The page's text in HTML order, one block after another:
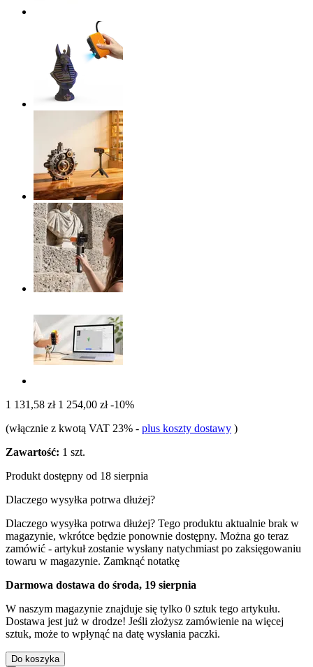
1 131,58 zł 1 254,00 zł -10%
(włącznie z kwotą VAT 23% - plus koszty dostawy )
Zawartość: 1 szt.
Produkt dostępny od 18 sierpnia
Dlaczego wysyłka potrwa dłużej?
Dlaczego wysyłka potrwa dłużej? Tego produktu aktualnie brak w
magazynie, wkrótce będzie ponownie dostępny. Można go teraz
zamówić - artykuł zostanie wysłany natychmiast po zaksięgowaniu
towaru w magazynie. Zamknąć notatkę
Darmowa dostawa do środa, 19 sierpnia
W naszym magazynie znajduje się tylko 0 sztuk tego artykułu.
Dostawa jest już w drodze! Jeśli złożysz zamówienie na więcej
sztuk, może to wpłynąć na datę wysłania paczki.
Do koszyka